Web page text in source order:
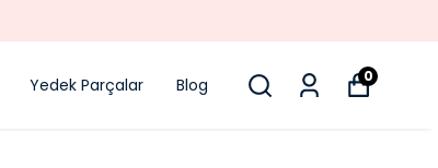
Yedek Parçalar Blog 0